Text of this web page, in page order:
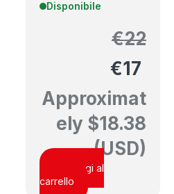
Disponibile
€22
€17
Approximat
ely $18.38
(USD)
Aggiungi al
carrello